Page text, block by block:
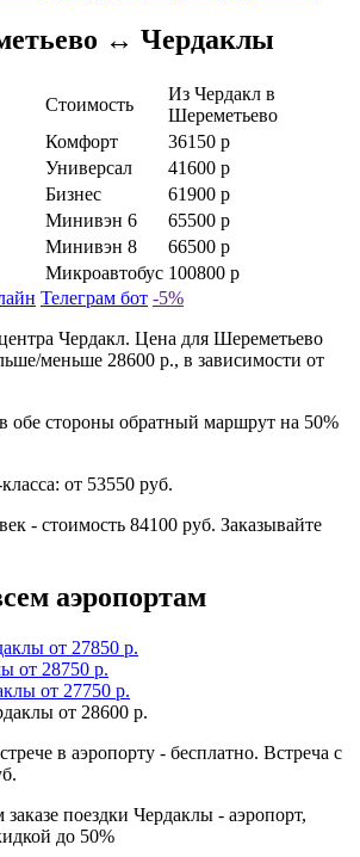
↔ Чердаклы
Стоимость
Из Чердакл в
Шереметьево
Комфорт
36150 р
Универсал
41600 р
Бизнес
61900 р
Минивэн 6
65500 р
Минивэн 8
66500 р
Микроавтобус 100800 р
Телеграм бот -5%
Чердакл. Цена для Шереметьево
меньше 28600 р., в зависимости от
обе стороны обратный маршрут на 50%
от 53550 руб.
- стоимость 84100 руб. Заказывайте
аэропортам
от 27850 р.
от 28750 р.
от 27750 р.
от 28600 р.
в аэропорту - бесплатно. Встреча с
поездки Чердаклы - аэропорт,
до 50%